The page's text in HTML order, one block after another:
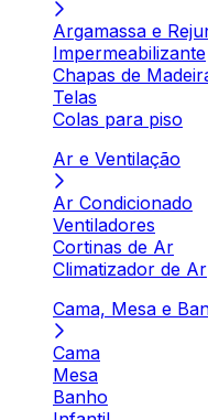
Argamassa e
Impermeabilizante
Chapas de
Telas
Colas para piso
Ar e Ventilação
Ar Condicionado
Ventiladores
Cortinas de Ar
Climatizador de Ar
Cama, Mesa e
Cama
Mesa
Banho